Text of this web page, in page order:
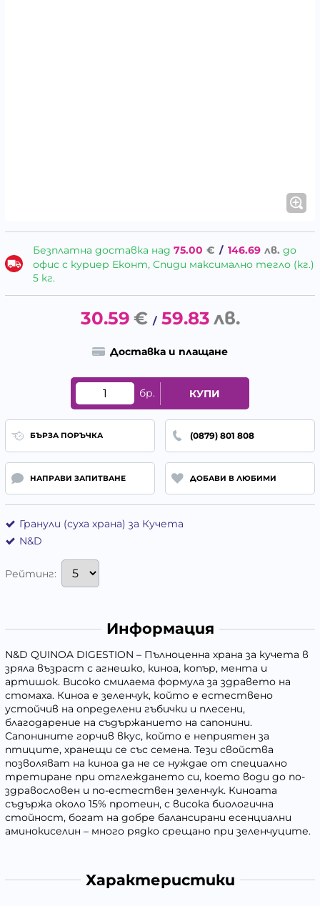
Безплатна доставка над 75.00 € / 146.69 лв. до
офис с куриер Еконт, Спиди максимално тегло (кг.)
5 кг.
30.59 € / 59.83 лв.
Доставка и плащане
бр. КУПИ
БЪРЗА ПОРЪЧКА (0879) 801 808
НАПРАВИ ЗАПИТВАНЕ ДОБАВИ В ЛЮБИМИ
Гранули (суха храна) за Кучета
N&D
Рейтинг:
Информация
N&D QUINOA DIGESTION – Пълноценна храна за кучета в
зряла възраст с агнешко, киноа, копър, мента и
артишок. Високо смилаема формула за здравето на
стомаха. Киноа е зеленчук, който е естествено
устойчив на определени гъбички и плесени,
благодарение на съдържанието на сапонини.
Сапонините горчив вкус, който е неприятен за
птиците, хранещи се със семена. Тези свойства
позволяват на киноа да не се нуждае от специално
третиране при отглеждането си, което води до по-
здравословен и по-естествен зеленчук. Киноата
съдържа около 15% протеин, с висока биологична
стойност, богат на добре балансирани есенциални
аминокиселин – много рядко срещано при зеленчуците.
Характеристики